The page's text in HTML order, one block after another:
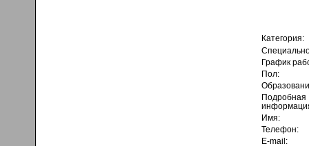
Категория:
График
Пол:
Подробная
Имя:
Телефон:
E-mail: